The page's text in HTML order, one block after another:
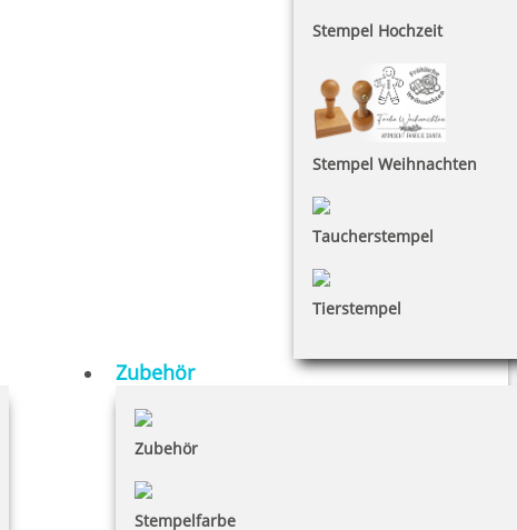
Stempel Hochzeit
Stempel Weihnachten
Taucherstempel
Tierstempel
Zubehör
Zubehör
Stempelfarbe